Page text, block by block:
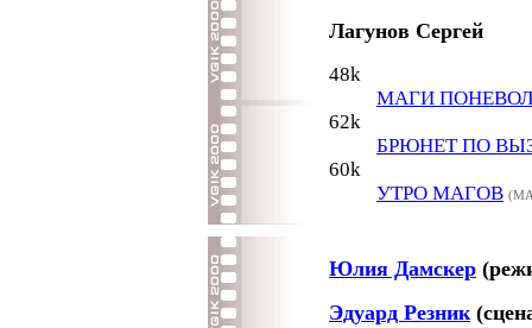
Лагунов Сергей
48k
МАГИ
62k
БРЮНЕТ ПО
60k
УТРО МАГОВ
Юлия Дамскер
Эдуард Резник